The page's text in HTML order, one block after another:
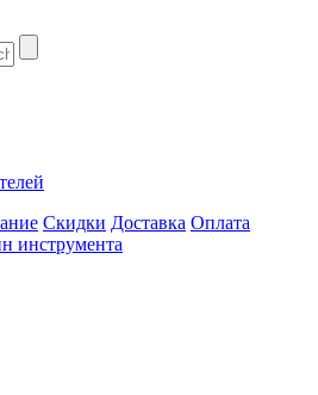
Скидки Доставка Оплата
инструмента